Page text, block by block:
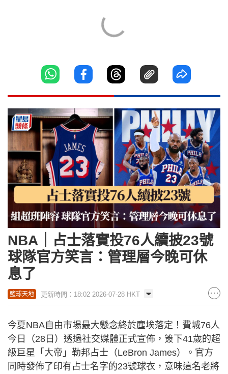
NBA｜占士落實投76人續披23號
球隊官方笑言：管理層今晚可休
息了
籃球天地 更新時間：18:02 2026-07-28 HKT
今夏NBA自由市場最大懸念終於塵埃落定！費城76人
今日（28日）透過社交媒體正式宣佈，簽下41歲的超
級巨星「大帝」勒邦占士（LeBron James）。官方
同時發佈了印有占士名字的23號球衣，意味這名老將